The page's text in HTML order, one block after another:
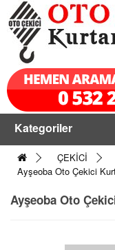
Kategoriler
ÇEKİCİ
Ayşeoba Oto Çekici
Ayşeoba Oto